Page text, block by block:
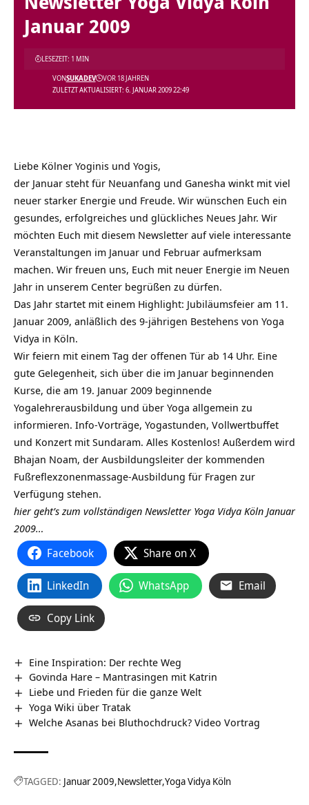
Januar 2009
ZULETZT AKTUALISIERT: 6. JANUAR 2009 22:49
VONSUKADEV VOR 18 JAHREN
LESEZEIT: 1 MIN
Liebe Kölner Yoginis und Yogis,
der Januar steht für Neuanfang und Ganesha winkt mit viel
neuer starker Energie und Freude. Wir wünschen Euch ein
gesundes, erfolgreiches und glückliches Neues Jahr. Wir
möchten Euch mit diesem Newsletter auf viele interessante
Veranstaltungen im Januar und Februar aufmerksam
machen. Wir freuen uns, Euch mit neuer Energie im Neuen
Jahr in unserem Center begrüßen zu dürfen.
Das Jahr startet mit einem Highlight: Jubiläumsfeier am 11.
Januar 2009, anläßlich des 9-jährigen Bestehens von Yoga
Vidya in Köln.
Wir feiern mit einem Tag der offenen Tür ab 14 Uhr. Eine
gute Gelegenheit, sich über die im Januar beginnenden
Kurse, die am 19. Januar 2009 beginnende
Yogalehrerausbildung und über Yoga allgemein zu
informieren. Info-Vorträge, Yogastunden, Vollwertbuffet
und Konzert mit Sundaram. Alles Kostenlos! Außerdem wird
Bhajan Noam, der Ausbildungsleiter der kommenden
Fußreflexzonenmassage-Ausbildung für Fragen zur
Verfügung stehen.
hier geht’s zum vollständigen Newsletter Yoga Vidya Köln Januar
2009…
Facebook Share on X
LinkedIn WhatsApp Email
Copy Link
Eine Inspiration: Der rechte Weg
Govinda Hare – Mantrasingen mit Katrin
Liebe und Frieden für die ganze Welt
Yoga Wiki über Tratak
Welche Asanas bei Bluthochdruck? Video Vortrag
TAGGED: Januar 2009 Newsletter Yoga Vidya Köln